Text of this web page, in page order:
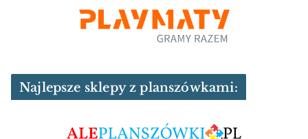
Najlepsze sklepy z planszówkami: